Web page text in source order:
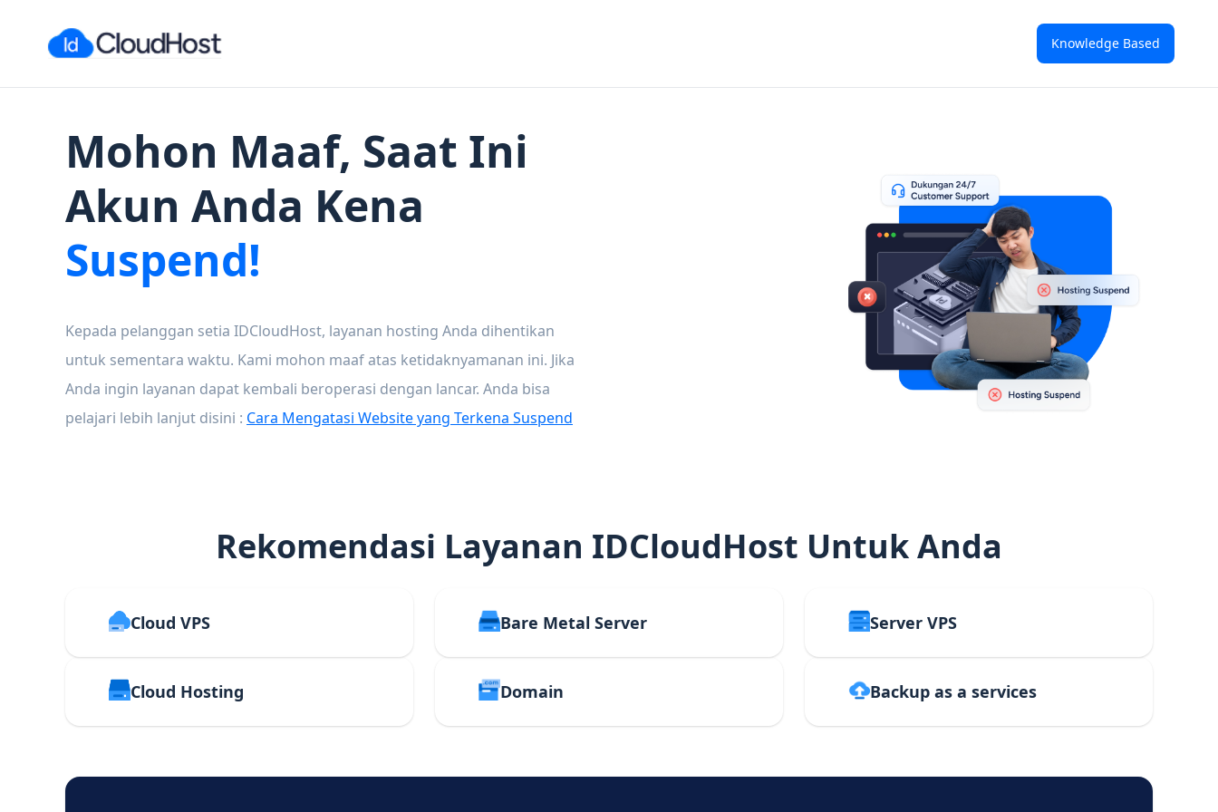
Knowledge Based
Mohon Maaf, Saat Ini
Akun Anda Kena
Suspend!
Kepada pelanggan setia IDCloudHost, layanan hosting Anda dihentikan
untuk sementara waktu. Kami mohon maaf atas ketidaknyamanan ini. Jika
Anda ingin layanan dapat kembali beroperasi dengan lancar. Anda bisa
pelajari lebih lanjut disini : Cara Mengatasi Website yang Terkena Suspend
Rekomendasi Layanan IDCloudHost Untuk Anda
Cloud VPS Bare Metal Server Server VPS
Cloud Hosting Domain Backup as a services